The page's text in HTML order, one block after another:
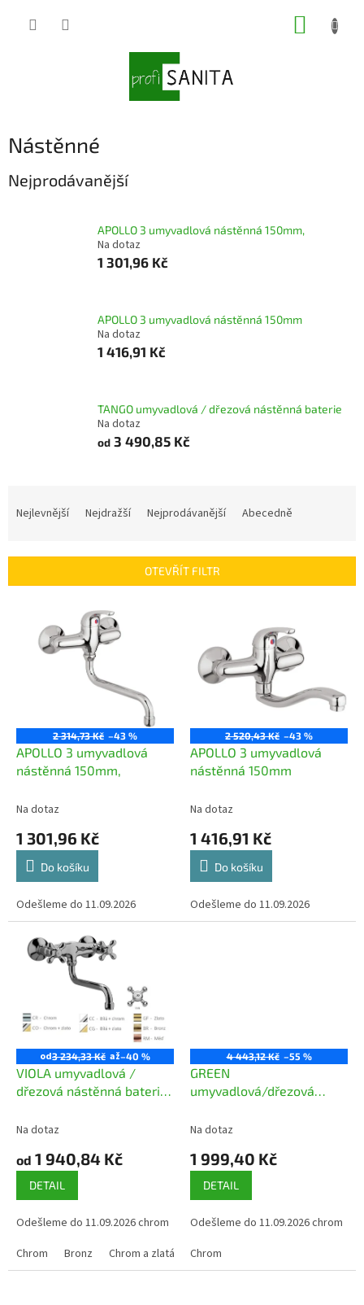
Nástěnné
Nejprodávanější
APOLLO 3 umyvadlová nástěnná 150mm,
Na dotaz
1 301,96 Kč
APOLLO 3 umyvadlová nástěnná 150mm
Na dotaz
1 416,91 Kč
TANGO umyvadlová / dřezová nástěnná baterie
Na dotaz
od 3 490,85 Kč
í
Nejlevnější Nejdražší Nejprodávanější Abecedně
OTEVŘÍT FILTR
2 314,73 Kč –43 %
APOLLO 3 umyvadlová
nástěnná 150mm,
Na dotaz
1 301,96 Kč
Do košíku
Odešleme do 11.09.2026
2 520,43 Kč –43 %
APOLLO 3 umyvadlová
nástěnná 150mm
Na dotaz
1 416,91 Kč
Do košíku
Odešleme do 11.09.2026
od3 234,33 Kč až–40 %
VIOLA umyvadlová /
dřezová nástěnná baterie,
Na dotaz
od 1 940,84 Kč
DETAIL
Odešleme do 11.09.2026 chrom
Chrom
Bronz Chrom a zlatá povrchová úprava
4 443,12 Kč –55 %
GREEN
umyvadlová/dřezová
Na dotaz
1 999,40 Kč
DETAIL
Odešleme do 11.09.2026 chrom
Chrom